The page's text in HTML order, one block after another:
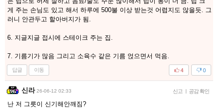
게 주는 손님도 있고 해서 하루에 500불 이상 받는것 어렵지도 않을듯. 그
러니 안관두고 할아버지가 됨.
6. 지글지글 접시에 스테이크 주는 집.
7. 기름기가 많음 그리고 소육수 같은 기름 얹으면서 먹음.
답글 이동 0
4
신라 26-06-12 02:33 신고 | 공감 확인
난 저 그릇이 신기해안깨짐?